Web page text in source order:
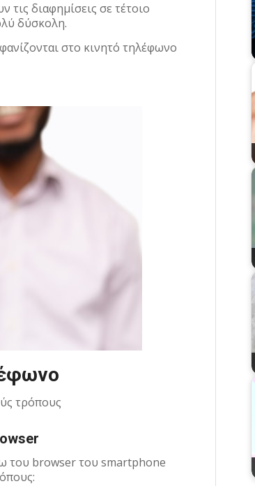
διαφημίσεις σε τέτοιο
δύσκολη.
στο κινητό τηλέφωνο
τρόπους
του browser του smartphone